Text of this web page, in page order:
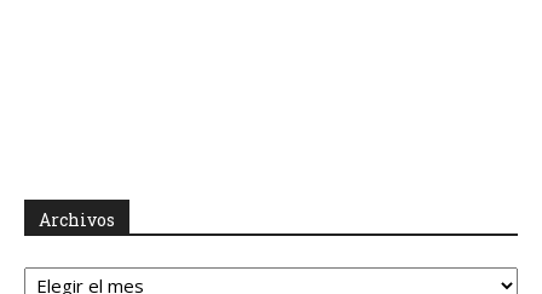
Archivos
Archivos